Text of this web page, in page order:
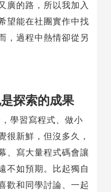
廣的路，所以我加入
望能在社團實作中找
，過程中熱情卻從另
探索的成果
學習寫程式、做小
很新鮮，但沒多久，
、寫大量程式碼會讓
不如預期。比起獨自
歡和同學討論、一起